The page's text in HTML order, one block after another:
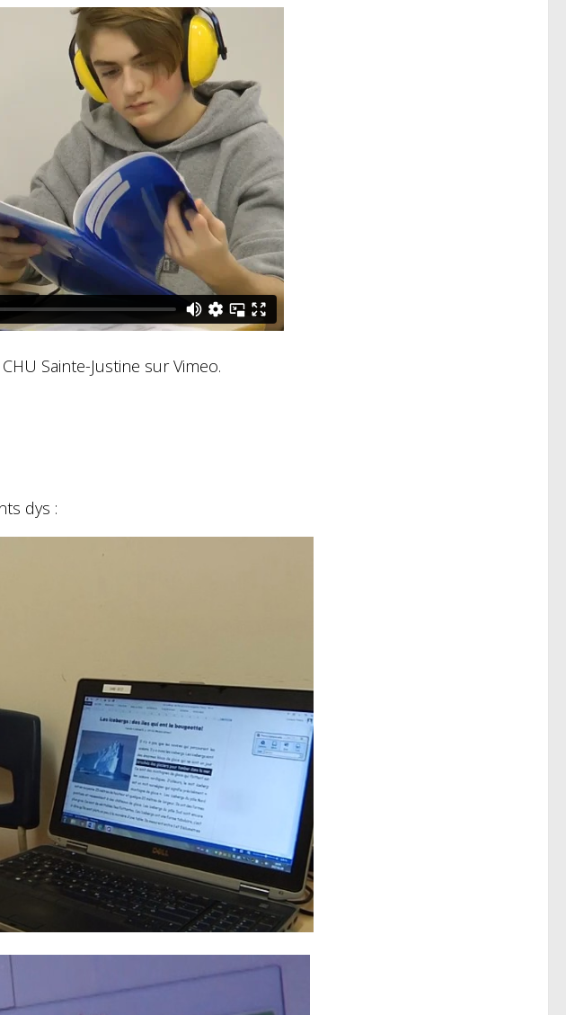
Sainte-Justine sur Vimeo.
dys :